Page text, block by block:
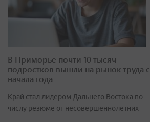
В Приморье почти 10 тысяч
подростков вышли на рынок труда с
начала года
Край стал лидером Дальнего Востока по
числу резюме от несовершеннолетних